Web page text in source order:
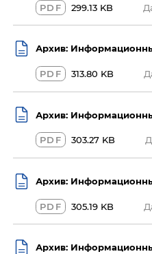
PDF 299.13 KB
Архив:
PDF 313.80 KB
Архив:
PDF 303.27 KB
Архив:
PDF 305.19 KB
Архив: